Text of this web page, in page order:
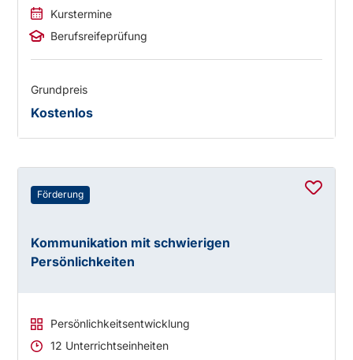
Kurstermine
Berufsreifeprüfung
Grundpreis
Kostenlos
Förderung
Kommunikation mit schwierigen
Persönlichkeiten
Persönlichkeitsentwicklung
12 Unterrichtseinheiten